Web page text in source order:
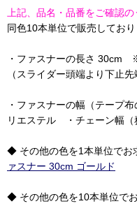
上記、品名・品番をご確認
同色10本単位で販売しており
・ファスナーの長さ 30cm
（スライダー頭端より下止先
・ファスナーの幅（テープ
リエステル ・チェーン幅（
◆ その他の色を1本単位で
ァスナー 30cm ゴールド
◆ その他の色を10本単位